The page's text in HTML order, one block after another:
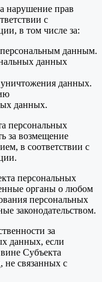
нарушение прав
с
в том числе за:
данным.
данных
данных.
данных.
персональных
за возмещение
в соответствии с
персональных
органы о любом
персональных
законодательством.
за
данных, если
Субъекта
не связанных с